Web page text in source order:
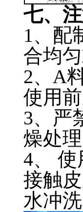
七、
1、配
合均
2、A
使用
3、严
燥处
4、
接触
水冲